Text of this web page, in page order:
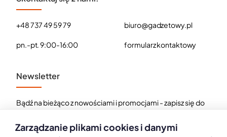
+48 737 49 59 79
pn.-pt. 9:00-16:00
biuro@gadzetowy.pl
formularz kontaktowy
Newsletter
Bądź na bieżąco z nowościami i promocjami - zapisz się do
E-
Zarządzanie plikami cookies i danymi